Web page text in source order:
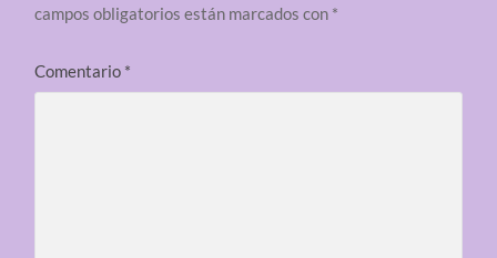
campos obligatorios están marcados con *
Comentario *